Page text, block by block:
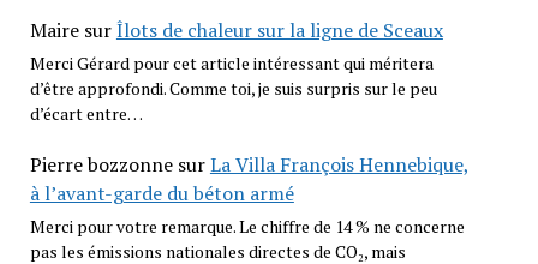
MairesurÎlots de chaleur sur la ligne de Sceaux
Merci Gérard pour cet article intéressant qui méritera
d’être approfondi. Comme toi, je suis surpris sur le peu
d’écart entre…
Pierre bozzonnesurLa Villa François Hennebique,
à l’avant-garde du béton armé
Merci pour votre remarque. Le chiffre de 14 % ne concerne
pas les émissions nationales directes de CO₂, mais